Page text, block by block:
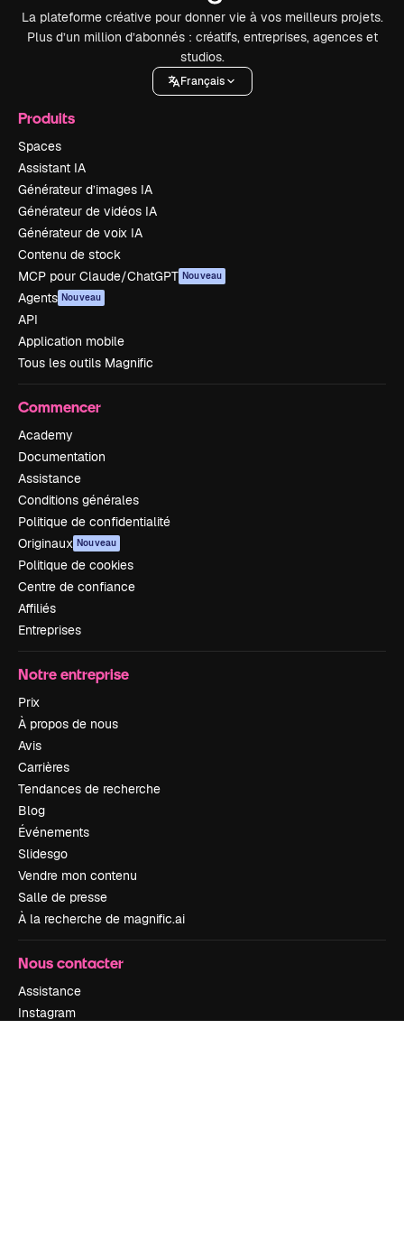
La plateforme créative pour donner vie à vos meilleurs projets.
Plus d’un million d’abonnés : créatifs, entreprises, agences et
studios.
Français
Produits
Spaces
Assistant IA
Générateur d’images IA
Générateur de vidéos IA
Générateur de voix IA
Contenu de stock
MCP pour Claude/ChatGPT Nouveau
Agents Nouveau
API
Application mobile
Tous les outils Magnific
Commencer
Academy
Documentation
Assistance
Conditions générales
Politique de confidentialité
Originaux Nouveau
Politique de cookies
Centre de confiance
Affiliés
Entreprises
Notre entreprise
Prix
À propos de nous
Avis
Carrières
Tendances de recherche
Blog
Événements
Slidesgo
Vendre mon contenu
Salle de presse
À la recherche de magnific.ai
Nous contacter
Assistance
Instagram